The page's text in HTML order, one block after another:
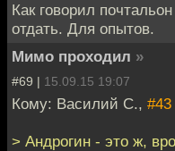
Как говорил
отдать. Для опытов.
Мимо проходил »
#69 | 15.09.15 19:07
Кому: Василий С., #43
> Андрогин - это ж,